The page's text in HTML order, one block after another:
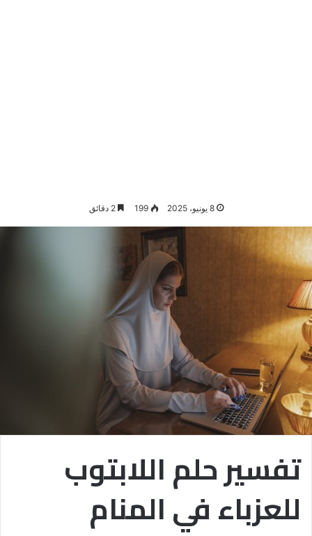
8 يونيو، 2025 199 2 دقائق
تفسير حلم اللابتوب
للعزباء في المنام